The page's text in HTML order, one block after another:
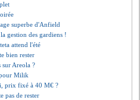
superbe d'Anfield
gestion des gardiens !
attend l'été
bien rester
sur Areola ?
Milik
prix fixé à 40 M€ ?
pas de rester